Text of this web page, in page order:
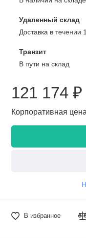
Удаленный склад
Доставка в течении
Транзит
В пути на склад
121 174 ₽
Корпоративная
В избранное